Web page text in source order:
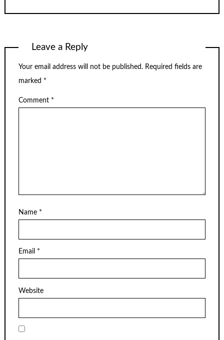
Leave a Reply
Your email address will not be published. Required fields are
marked *
Comment *
Name *
Email *
Website